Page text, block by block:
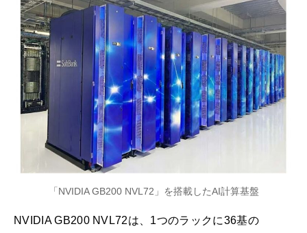
「NVIDIA GB200 NVL72」を搭載したAI計算基盤
NVIDIA GB200 NVL72は、1つのラックに36基の